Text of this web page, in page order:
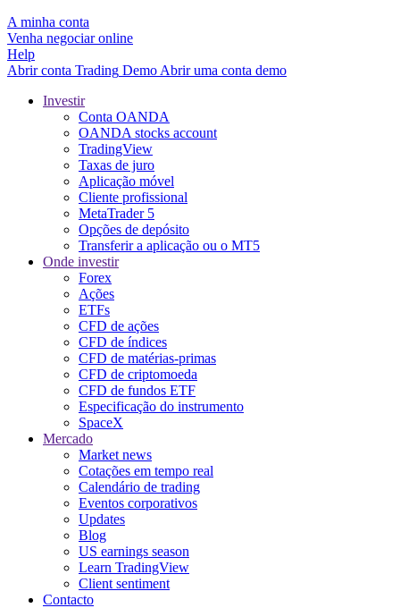
A minha conta
Venha negociar online
Help
Abrir conta Trading Demo Abrir uma conta demo
Investir
Conta OANDA
OANDA stocks account
TradingView
Taxas de juro
Aplicação móvel
Cliente profissional
MetaTrader 5
Opções de depósito
Transferir a aplicação ou o MT5
Onde investir
Forex
Ações
ETFs
CFD de ações
CFD de índices
CFD de matérias-primas
CFD de criptomoeda
CFD de fundos ETF
Especificação do instrumento
SpaceX
Mercado
Market news
Cotações em tempo real
Calendário de trading
Eventos corporativos
Updates
Blog
US earnings season
Learn TradingView
Client sentiment
Contacto